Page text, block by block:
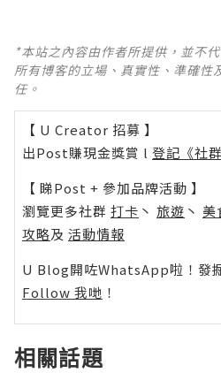
*本站之內容由作者所提供，並不
所有博客的立場、真實性、準確性
任。
【 U Creator 招募 】
出Post賺現金獎賞 l 登記《社
【 睇Post + 參加品牌活動 】
瀏覽更多社群 打卡 丶 旅遊 丶 美
攻略及 活動情報
U Blog開咗WhatsApp啦！發
Follow 我哋 ！
相關話題